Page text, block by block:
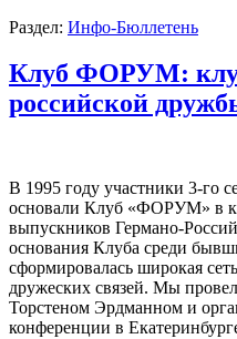
Раздел: Инфо-Бюллетень
Клуб ФОРУМ:
российской
В 1995 году участники 3-го
основали Клуб «ФОРУМ» в
выпускников Германо-
основания Клуба среди
сформировалась широкая
дружеских связей. Мы
Торстеном Эрдманном и
конференции в